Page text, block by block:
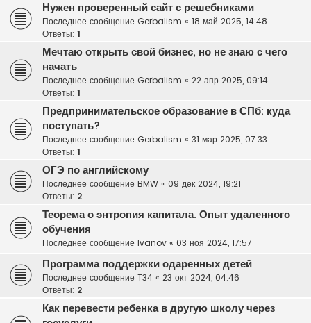
Нужен проверенный сайт с решебниками
Последнее сообщение Gerbalism « 18 май 2025, 14:48
Ответы: 1
Мечтаю открыть свой бизнес, но не знаю с чего
начать
Последнее сообщение Gerbalism « 22 апр 2025, 09:14
Ответы: 1
Предпринимательское образование в СПб: куда
поступать?
Последнее сообщение Gerbalism « 31 мар 2025, 07:33
Ответы: 1
ОГЭ по английскому
Последнее сообщение BMW « 09 дек 2024, 19:21
Ответы: 2
Теорема о энтропия капитала. Опыт удаленного
обучения
Последнее сообщение Ivanov « 03 ноя 2024, 17:57
Программа поддержки одаренных детей
Последнее сообщение T34 « 23 окт 2024, 04:46
Ответы: 2
Как перевести ребенка в другую школу через